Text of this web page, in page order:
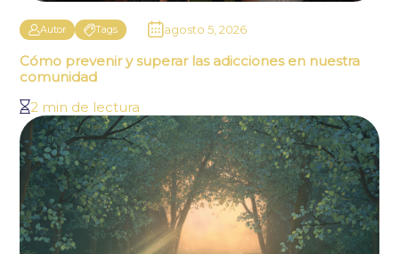
Autor Tags agosto 5, 2026
Cómo prevenir y superar las adicciones en nuestra
comunidad
2 min de lectura